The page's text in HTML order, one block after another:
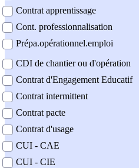
Contrat apprentissage
Cont. professionnalisation
Prépa.opérationnel.emploi
CDI de chantier ou d'opération
Contrat d'Engagement Educatif
Contrat intermittent
Contrat pacte
Contrat d'usage
CUI - CAE
CUI - CIE